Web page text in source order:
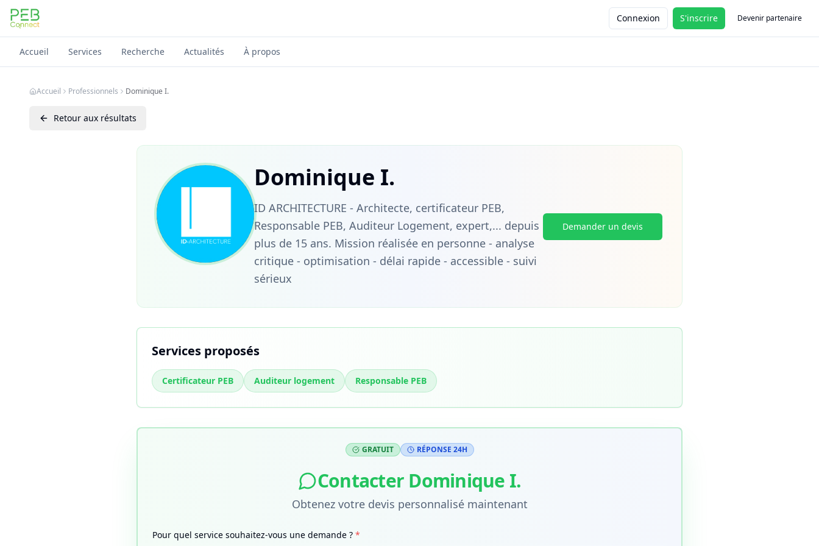
PEB Connect Connexion S'inscrire Devenir partenaire
Accueil Services Recherche Actualités À propos
Accueil Professionnels Dominique I.
Retour aux résultats
Dominique I.
ID ARCHITECTURE - Architecte, certificateur PEB,
Responsable PEB, Auditeur Logement, expert,... depuis
plus de 15 ans. Mission réalisée en personne - analyse
critique - optimisation - délai rapide - accessible - suivi
sérieux
Demander un devis
Services proposés
Certificateur PEB Auditeur logement Responsable PEB
GRATUIT RÉPONSE 24H
Contacter Dominique I.
Obtenez votre devis personnalisé maintenant
Pour quel service souhaitez-vous une demande ? *